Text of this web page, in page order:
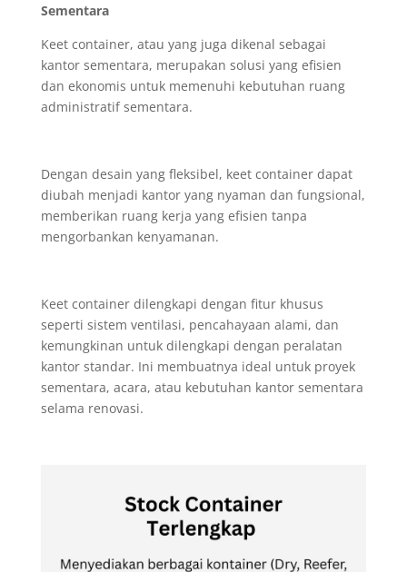
Sementara
Keet container, atau yang juga dikenal sebagai
kantor sementara, merupakan solusi yang efisien
dan ekonomis untuk memenuhi kebutuhan ruang
administratif sementara.
Dengan desain yang fleksibel, keet container dapat
diubah menjadi kantor yang nyaman dan fungsional,
memberikan ruang kerja yang efisien tanpa
mengorbankan kenyamanan.
Keet container dilengkapi dengan fitur khusus
seperti sistem ventilasi, pencahayaan alami, dan
kemungkinan untuk dilengkapi dengan peralatan
kantor standar. Ini membuatnya ideal untuk proyek
sementara, acara, atau kebutuhan kantor sementara
selama renovasi.